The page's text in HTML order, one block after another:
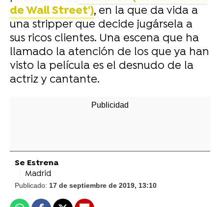
de Wall Street'), en la que da vida a
una stripper que decide jugársela a
sus ricos clientes. Una escena que ha
llamado la atención de los que ya han
visto la película es el desnudo de la
actriz y cantante.
Se Estrena
Madrid
Publicado: 17 de septiembre de 2019, 13:10